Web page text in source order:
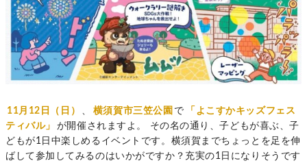
11月12日（日） 、 横須賀市三笠公園 で
「よこすかキッズフェス
ティバル」
が開催されますよ。 その名の通り、子どもが喜ぶ、子
どもが1日中楽しめるイベントです。横須賀までちょっとを足を伸
ばして参加してみるのはいかがですか？充実の1日になりそうです